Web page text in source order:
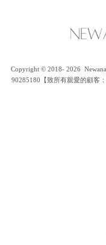
Copyright © 2018- 2026
90285180【致所有親愛的顧客